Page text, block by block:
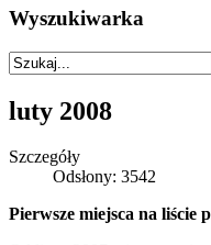
Wyszukiwarka
luty 2008
Szczegóły
Odsłony: 3542
Pierwsze miejsca na liście